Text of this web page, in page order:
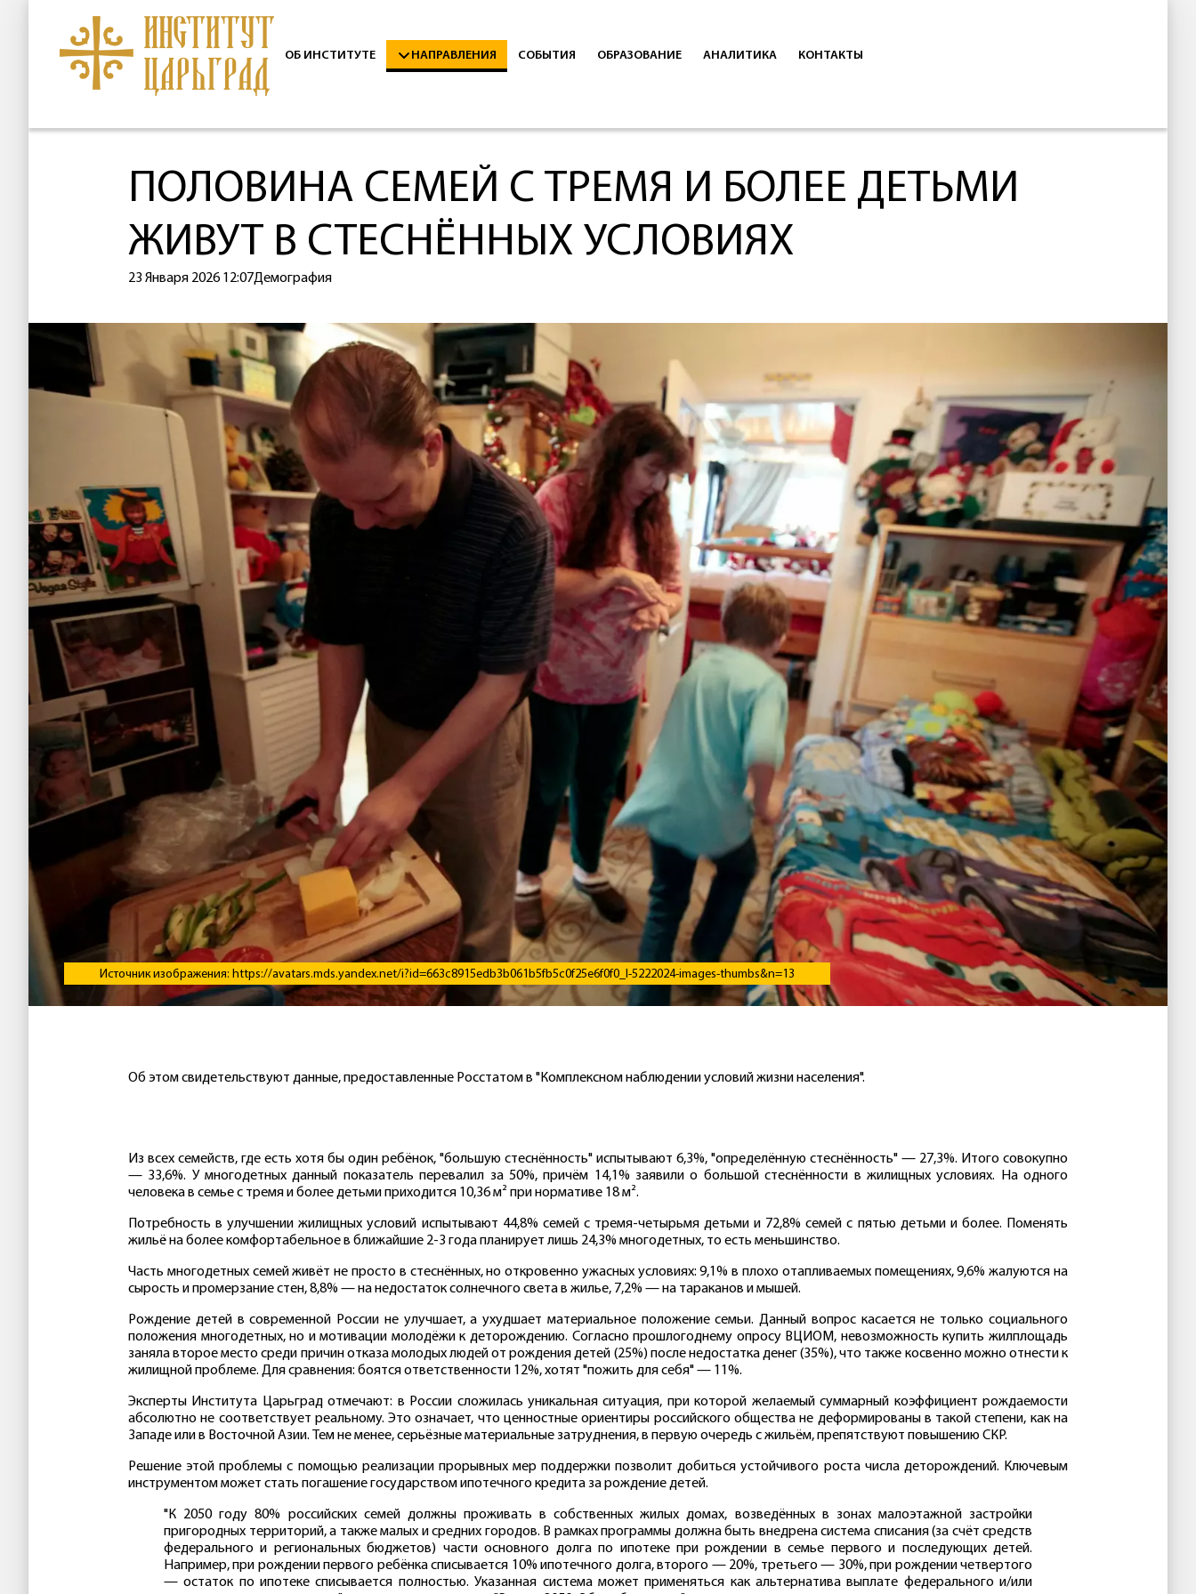
ОБ ИНСТИТУТЕ НАПРАВЛЕНИЯ СОБЫТИЯ ОБРАЗОВАНИЕ АНАЛИТИКА КОНТАКТЫ
ПОЛОВИНА СЕМЕЙ С ТРЕМЯ И БОЛЕЕ ДЕТЬМИ
ЖИВУТ В СТЕСНЁННЫХ УСЛОВИЯХ
23 Января 2026 12:07Демография
Источник изображения: https://avatars.mds.yandex.net/i?id=663c8915edb3b061b5fb5c0f25e6f0f0_l-5222024-images-thumbs&n=13
Об этом свидетельствуют данные, предоставленные Росстатом в "Комплексном наблюдении условий жизни населения".
Из всех семейств, где есть хотя бы один ребёнок, "большую стеснённость" испытывают 6,3%, "определённую стеснённость" — 27,3%. Итого совокупно
— 33,6%. У многодетных данный показатель перевалил за 50%, причём 14,1% заявили о большой стеснённости в жилищных условиях. На одного
человека в семье с тремя и более детьми приходится 10,36 м² при нормативе 18 м².
Потребность в улучшении жилищных условий испытывают 44,8% семей с тремя-четырьмя детьми и 72,8% семей с пятью детьми и более. Поменять
жильё на более комфортабельное в ближайшие 2-3 года планирует лишь 24,3% многодетных, то есть меньшинство.
Часть многодетных семей живёт не просто в стеснённых, но откровенно ужасных условиях: 9,1% в плохо отапливаемых помещениях, 9,6% жалуются на
сырость и промерзание стен, 8,8% — на недостаток солнечного света в жилье, 7,2% — на тараканов и мышей.
Рождение детей в современной России не улучшает, а ухудшает материальное положение семьи. Данный вопрос касается не только социального
положения многодетных, но и мотивации молодёжи к деторождению. Согласно прошлогоднему опросу ВЦИОМ, невозможность купить жилплощадь
заняла второе место среди причин отказа молодых людей от рождения детей (25%) после недостатка денег (35%), что также косвенно можно отнести к
жилищной проблеме. Для сравнения: боятся ответственности 12%, хотят "пожить для себя" — 11%.
Эксперты Института Царьград отмечают: в России сложилась уникальная ситуация, при которой желаемый суммарный коэффициент рождаемости
абсолютно не соответствует реальному. Это означает, что ценностные ориентиры российского общества не деформированы в такой степени, как на
Западе или в Восточной Азии. Тем не менее, серьёзные материальные затруднения, в первую очередь с жильём, препятствуют повышению СКР.
Решение этой проблемы с помощью реализации прорывных мер поддержки позволит добиться устойчивого роста числа деторождений. Ключевым
инструментом может стать погашение государством ипотечного кредита за рождение детей.
"К 2050 году 80% российских семей должны проживать в собственных жилых домах, возведённых в зонах малоэтажной застройки
пригородных территорий, а также малых и средних городов. В рамках программы должна быть внедрена система списания (за счёт средств
федерального и региональных бюджетов) части основного долга по ипотеке при рождении в семье первого и последующих детей.
Например, при рождении первого ребёнка списывается 10% ипотечного долга, второго — 20%, третьего — 30%, при рождении четвертого
— остаток по ипотеке списывается полностью. Указанная система может применяться как альтернатива выплате федерального и/или
КАЛУЖСКАЯ